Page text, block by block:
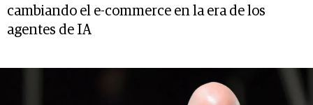
cambiando el e-commerce en la era de los
agentes de IA